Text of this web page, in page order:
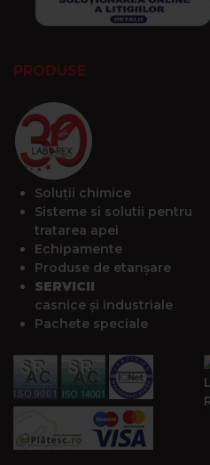
PRODUSE
Soluții chimice
Sisteme si solutii pentru
tratarea apei
Echipamente
Produse de etanșare
SERVICII
casnice și industriale
Pachete speciale